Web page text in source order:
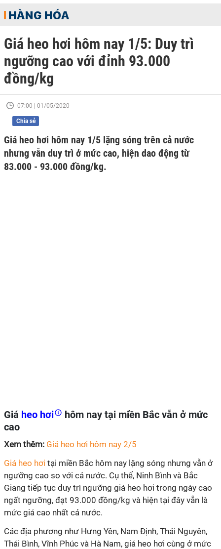
HÀNG HÓA
Giá heo hơi hôm nay 1/5: Duy trì
ngưỡng cao với đỉnh 93.000
đồng/kg
07:00 | 01/05/2020
Chia sẻ
Giá heo hơi hôm nay 1/5 lặng sóng trên cả nước
nhưng vẫn duy trì ở mức cao, hiện dao động từ
83.000 - 93.000 đồng/kg.
Giá heo hơi
hôm nay tại miền Bắc vẫn ở mức
cao
Xem thêm: Giá heo hơi hôm nay 2/5
Giá heo hơi tại miền Bắc hôm nay lặng sóng nhưng vẫn ở
ngưỡng cao so với cả nước. Cụ thể, Ninh Bình và Bắc
Giang tiếp tục duy trì ngưỡng giá heo hơi trong ngày cao
ngất ngưỡng, đạt 93.000 đồng/kg và hiện tại đây vẫn là
mức giá cao nhất cả nước.
Các địa phương như Hưng Yên, Nam Định, Thái Nguyên,
Thái Bình, Vĩnh Phúc và Hà Nam, giá heo hơi cùng ở mức